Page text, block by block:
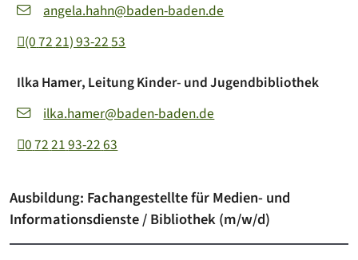
angela.hahn@baden-baden.de
(07221) 93-2253
Ilka Hamer, Leitung Kinder- und Jugendbibliothek
ilka.hamer@baden-baden.de
0722193-2263
Ausbildung: Fachangestellte für Medien- und
Informationsdienste / Bibliothek (m/w/d)